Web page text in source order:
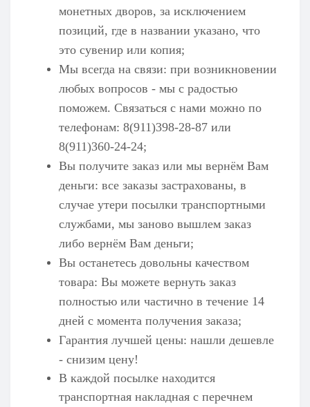
монетных дворов, за исключением
позиций, где в названии указано, что
это сувенир или копия;
Мы всегда на связи: при возникновении
любых вопросов - мы с радостью
поможем. Связаться с нами можно по
телефонам: 8(911)398-28-87 или
8(911)360-24-24;
Вы получите заказ или мы вернём Вам
деньги: все заказы застрахованы, в
случае утери посылки транспортными
службами, мы заново вышлем заказ
либо вернём Вам деньги;
Вы останетесь довольны качеством
товара: Вы можете вернуть заказ
полностью или частично в течение 14
дней с момента получения заказа;
Гарантия лучшей цены: нашли дешевле
- снизим цену!
В каждой посылке находится
транспортная накладная с перечнем